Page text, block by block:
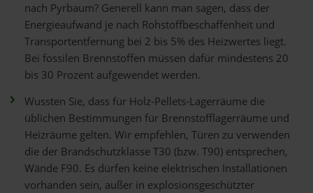
nach Pyrbaum? Generell kann man sagen, dass der
Energieaufwand je nach Rohstoffbeschaffenheit und
Transportentfernung bei 2 bis 5% des Heizwertes liegt.
Bei fossilen Brennstoffen müssen dafür mindestens 20
bis 30 Prozent aufgewendet werden.
Wussten Sie, dass für Holz-Pellets-Lagerräume die
üblichen Bestimmungen für Brennstofflagerräume und
Heizräume gelten. Wir empfehlen, Türen zu verwenden
die der Brandschutzklasse T30 (bzw. T90) entsprechen,
Wände F90. Es dürfen keine elektrischen Installationen
vorhanden sein, außer in explosionsgeschützter